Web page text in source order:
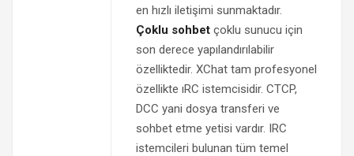
en hızlı iletişimi sunmaktadır.
Çoklu sohbetçoklu sunucu için
son derece yapılandırılabilir
özelliktedir. XChat tam profesyonel
özellikte ıRC istemcisidir. CTCP,
DCC yani dosya transferi ve
sohbet etme yetisi vardır. IRC
istemcileri bulunan tüm temel